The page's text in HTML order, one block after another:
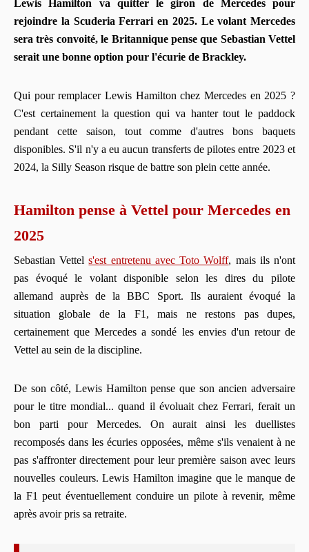
Lewis Hamilton va quitter le giron de Mercedes pour
rejoindre la Scuderia Ferrari en 2025. Le volant Mercedes
sera très convoité, le Britannique pense que Sebastian Vettel
serait une bonne option pour l'écurie de Brackley.
Qui pour remplacer Lewis Hamilton chez Mercedes en 2025 ?
C'est certainement la question qui va hanter tout le paddock
pendant cette saison, tout comme d'autres bons baquets
disponibles. S'il n'y a eu aucun transferts de pilotes entre 2023 et
2024, la Silly Season risque de battre son plein cette année.
Hamilton pense à Vettel pour Mercedes en
2025
Sebastian Vettels'est entretenu avec Toto Wolff, mais ils n'ont
pas évoqué le volant disponible selon les dires du pilote
allemand auprès de la BBC Sport. Ils auraient évoqué la
situation globale de la F1, mais ne restons pas dupes,
certainement que Mercedes a sondé les envies d'un retour de
Vettel au sein de la discipline.
De son côté, Lewis Hamilton pense que son ancien adversaire
pour le titre mondial... quand il évoluait chez Ferrari, ferait un
bon parti pour Mercedes. On aurait ainsi les duellistes
recomposés dans les écuries opposées, même s'ils venaient à ne
pas s'affronter directement pour leur première saison avec leurs
nouvelles couleurs. Lewis Hamilton imagine que le manque de
la F1 peut éventuellement conduire un pilote à revenir, même
après avoir pris sa retraite.